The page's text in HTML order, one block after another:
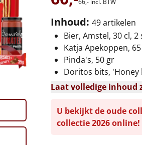
66,- incl. BTW
Inhoud: 49 artikelen
Bier, Amstel, 30 cl, 2
Katja Apekoppen,
Pinda's, 50 gr
Doritos bits, 'Honey
Laat volledige inhoud
U bekijkt de oude
collectie 2026 online!